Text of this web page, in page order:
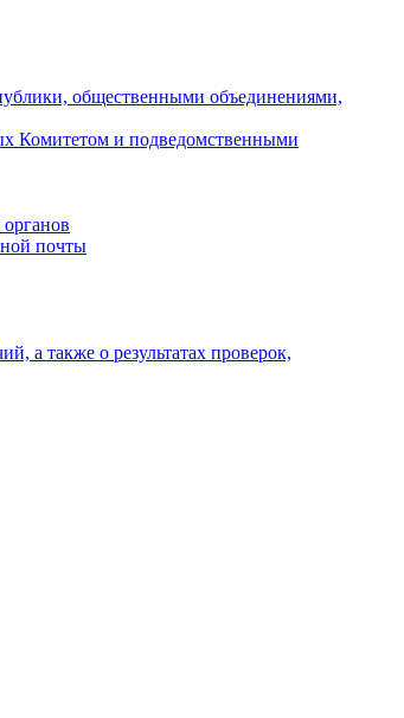
общественными объединениями,
Комитетом и подведомственными
почты
а также о результатах проверок,